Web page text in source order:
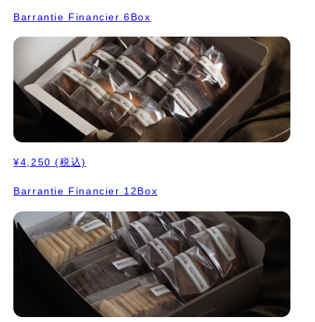
Barrantie Financier 6Box
¥4,250 (税込)
Barrantie Financier 12Box